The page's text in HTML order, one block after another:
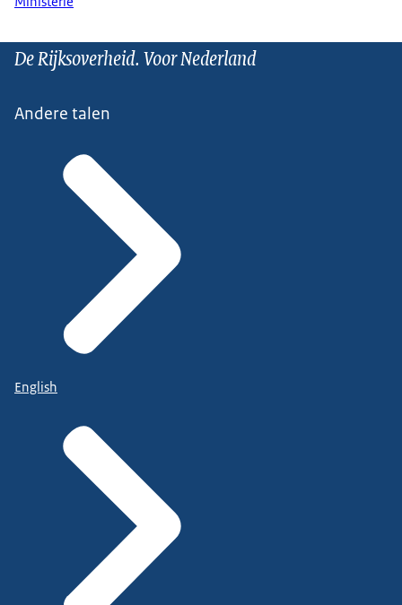
De Rijksoverheid. Voor Nederland
Andere talen
English